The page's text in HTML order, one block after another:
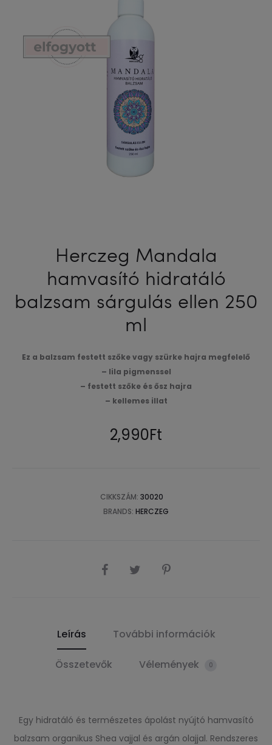
Herczeg Mandala
hamvasító hidratáló
balzsam sárgulás ellen 250
ml
Ez a balzsam festett szőke vagy szürke hajra megfelelő
– lila pigmenssel
– festett szőke és ősz hajra
– kellemes illat
2,990Ft
CIKKSZÁM: 30020
BRANDS: HERCZEG
SHARE
Leírás További információk
Összetevők Vélemények 0
Egy hidratáló és természetes ápolást nyújtó hamvasító
balzsam organikus Shea vajjal és argán olajjal. Rendszeres